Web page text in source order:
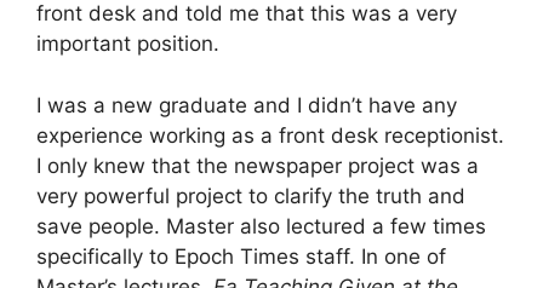
front desk and told me that this was a very
important position.
I was a new graduate and I didn’t have any
experience working as a front desk receptionist.
I only knew that the newspaper project was a
very powerful project to clarify the truth and
save people. Master also lectured a few times
specifically to Epoch Times staff. In one of